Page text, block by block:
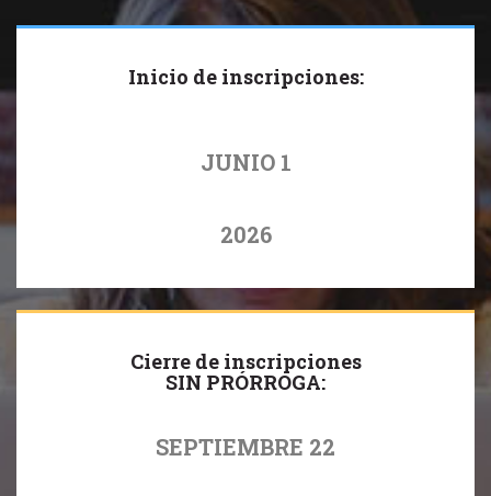
Inicio de inscripciones:
JUNIO 1
2026
Cierre de inscripciones
SIN PRÓRROGA:
SEPTIEMBRE 22